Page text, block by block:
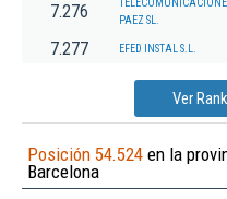
7.276
PAEZ SL.
7.277 EFED INSTAL S.L.
Ver
Posición 54.524 en la
Barcelona